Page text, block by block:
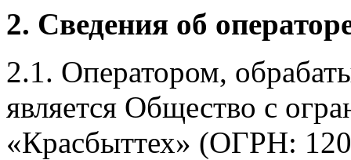
2. Сведения об
2.1. Оператором,
является Общество с
«Красбыттех» (ОГРН: